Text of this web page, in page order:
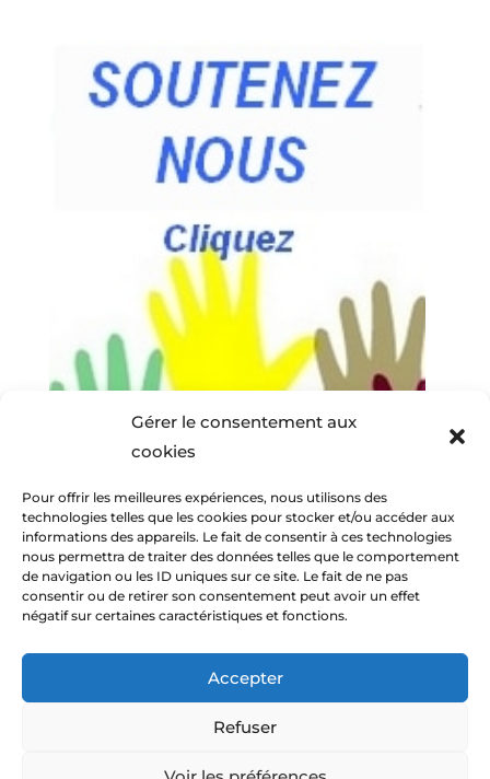
Gérer le consentement aux
cookies
Pour offrir les meilleures expériences, nous utilisons des
technologies telles que les cookies pour stocker et/ou accéder aux
informations des appareils. Le fait de consentir à ces technologies
nous permettra de traiter des données telles que le comportement
de navigation ou les ID uniques sur ce site. Le fait de ne pas
consentir ou de retirer son consentement peut avoir un effet
négatif sur certaines caractéristiques et fonctions.
Accepter
Refuser
© Amitiés Voconces 2013-2026 -